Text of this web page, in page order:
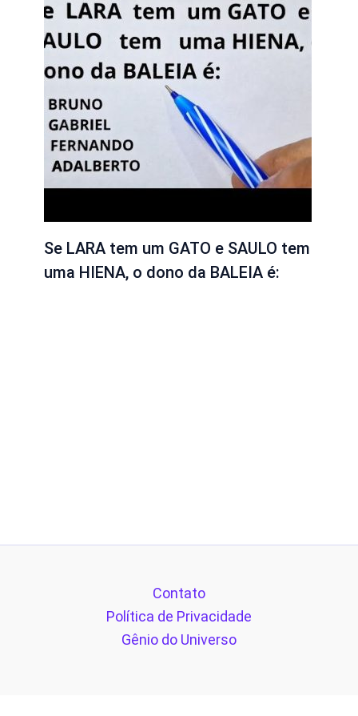
Se LARA tem um GATO e SAULO tem
uma HIENA, o dono da BALEIA é:
Contato
Política de Privacidade
Gênio do Universo